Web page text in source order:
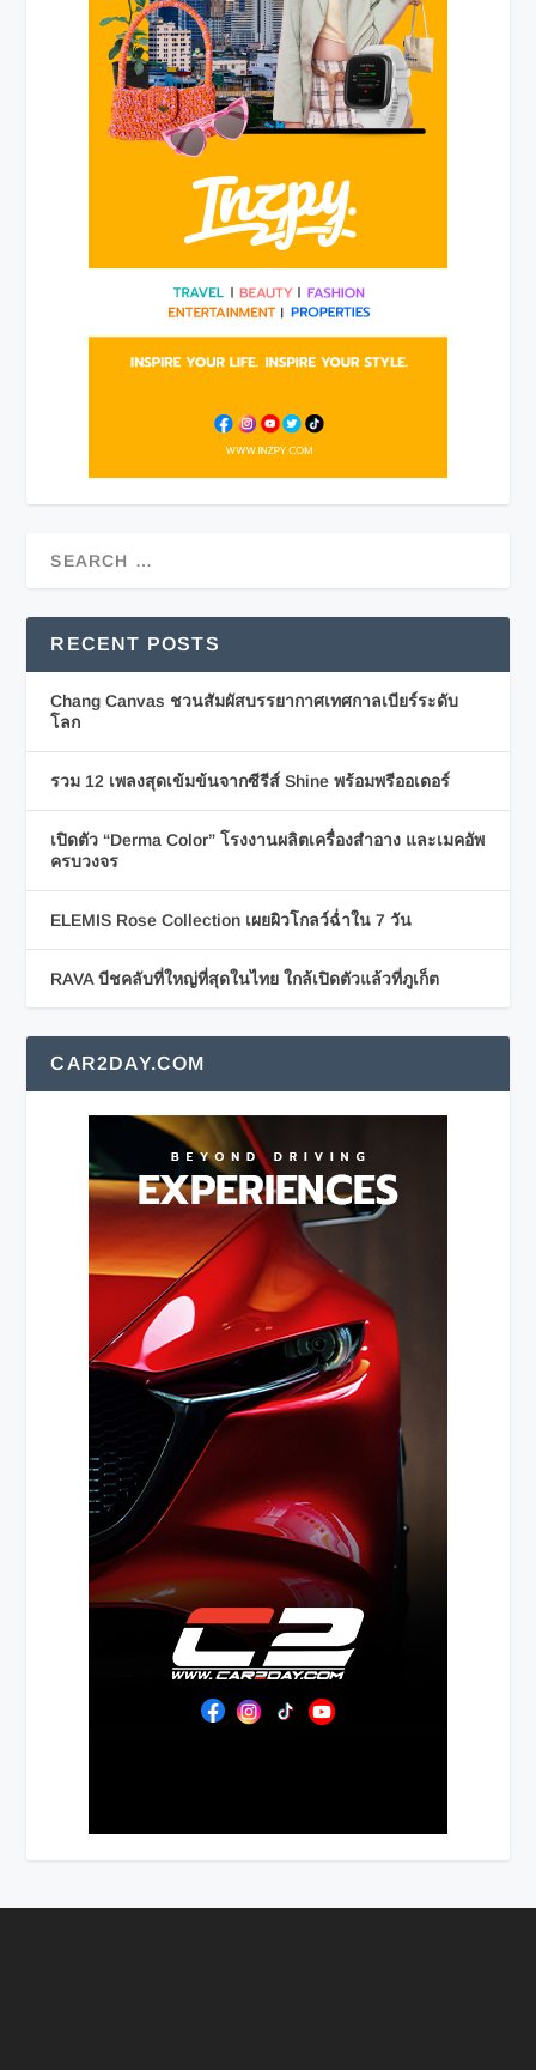
RECENT POSTS
Chang Canvas ชวนสัมผัสบรรยากาศเทศกาลเบียร์ระดับ
โลก
รวม 12 เพลงสุดเข้มข้นจากซีรีส์ Shine พร้อมพรีออเดอร์
เปิดตัว “Derma Color” โรงงานผลิตเครื่องสำอาง และเมคอัพ
ครบวงจร
ELEMIS Rose Collection เผยผิวโกลว์ฉ่ำใน 7 วัน
RAVA บีชคลับที่ใหญ่ที่สุดในไทย ใกล้เปิดตัวแล้วที่ภูเก็ต
CAR2DAY.COM